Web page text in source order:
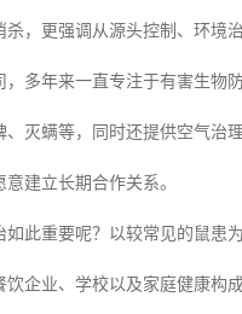
，更强调从源头控制、环境
多年来一直专注于有害生物
灭螨等，同时还提供空气治
建立长期合作关系。
此重要呢？以较常见的鼠患
企业、学校以及家庭健康